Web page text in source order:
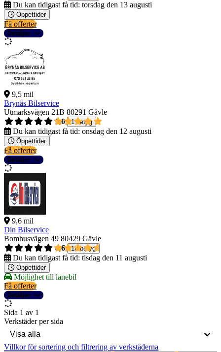
Du kan tidigast få tid: torsdag den 13 augusti
Öppettider
Få offerter
Detaljer
9,5 mil
Brynäs Bilservice
Utmarksvägen 21B 80291 Gävle
5,0
1 betyg
Du kan tidigast få tid: onsdag den 12 augusti
Öppettider
Få offerter
Detaljer
9,6 mil
Din Bilservice
Bomhusvägen 49 80429 Gävle
4,6
18 betyg
Du kan tidigast få tid: tisdag den 11 augusti
Öppettider
Möjlighet till lånebil
Få offerter
Detaljer
Sida 1 av 1
Verkstäder per sida
Villkor för sortering och filtrering av verkstäderna